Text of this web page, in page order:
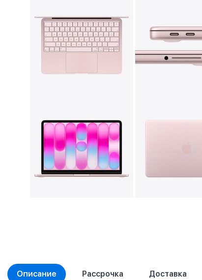
Описание Рассрочка Доставка